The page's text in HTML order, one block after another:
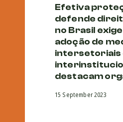
Efetiva
defende
no Brasil
adoção de
intersetoriais
destacam
15 September 2023